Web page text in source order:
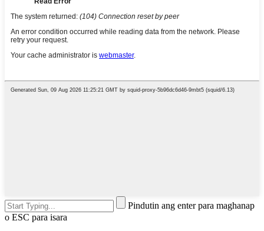
Pindutin ang enter para maghanap
o ESC para isara